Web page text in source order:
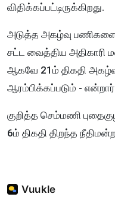
விதிக்கப்பட்டிருக்கிறது.
அடுத்த அகழ்வு
சட்ட வைத்திய அதிகாரி
ஆகவே 21ம் திகதி
ஆரம்பிக்கப்படும் -
குறித்த செம்மணி
6ம் திகதி திறந்த